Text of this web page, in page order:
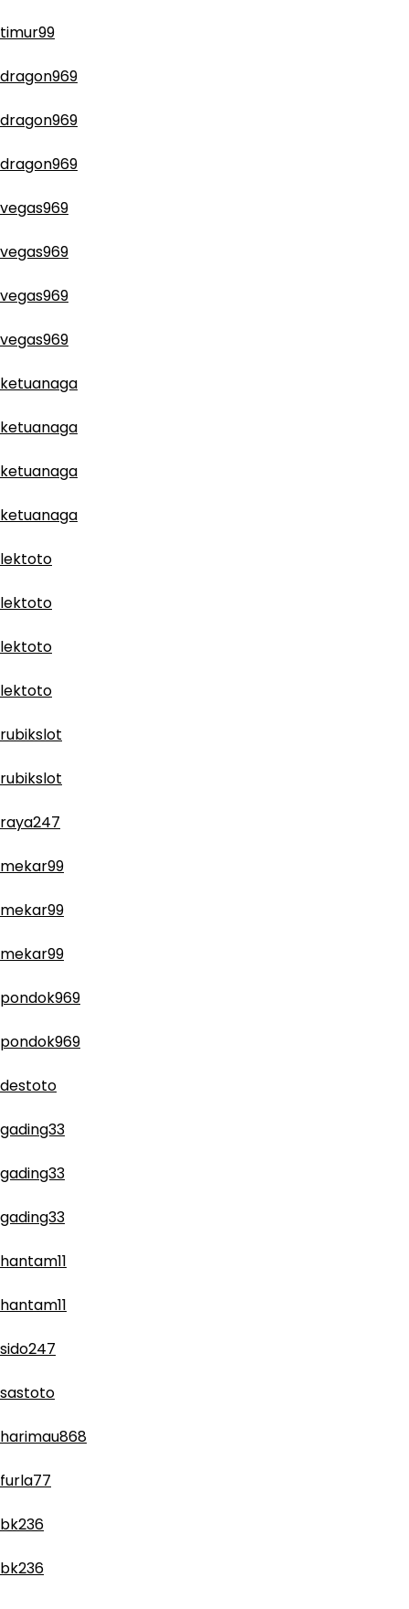
timur99
dragon969
dragon969
dragon969
vegas969
vegas969
vegas969
vegas969
ketuanaga
ketuanaga
ketuanaga
ketuanaga
lektoto
lektoto
lektoto
lektoto
rubikslot
rubikslot
raya247
mekar99
mekar99
mekar99
pondok969
pondok969
destoto
gading33
gading33
gading33
hantam11
hantam11
sido247
sastoto
harimau868
furla77
bk236
bk236